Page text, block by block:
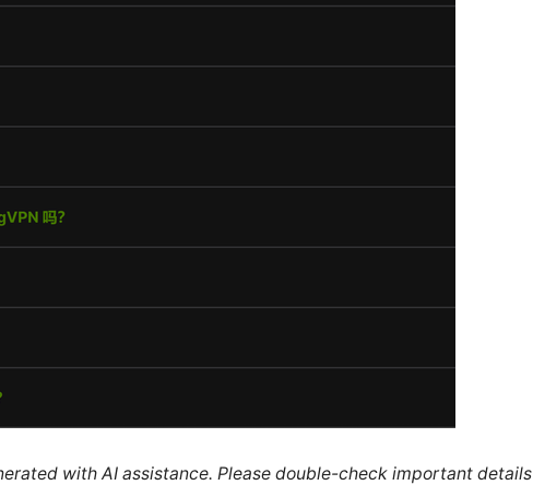
with AI assistance. Please double-check important details